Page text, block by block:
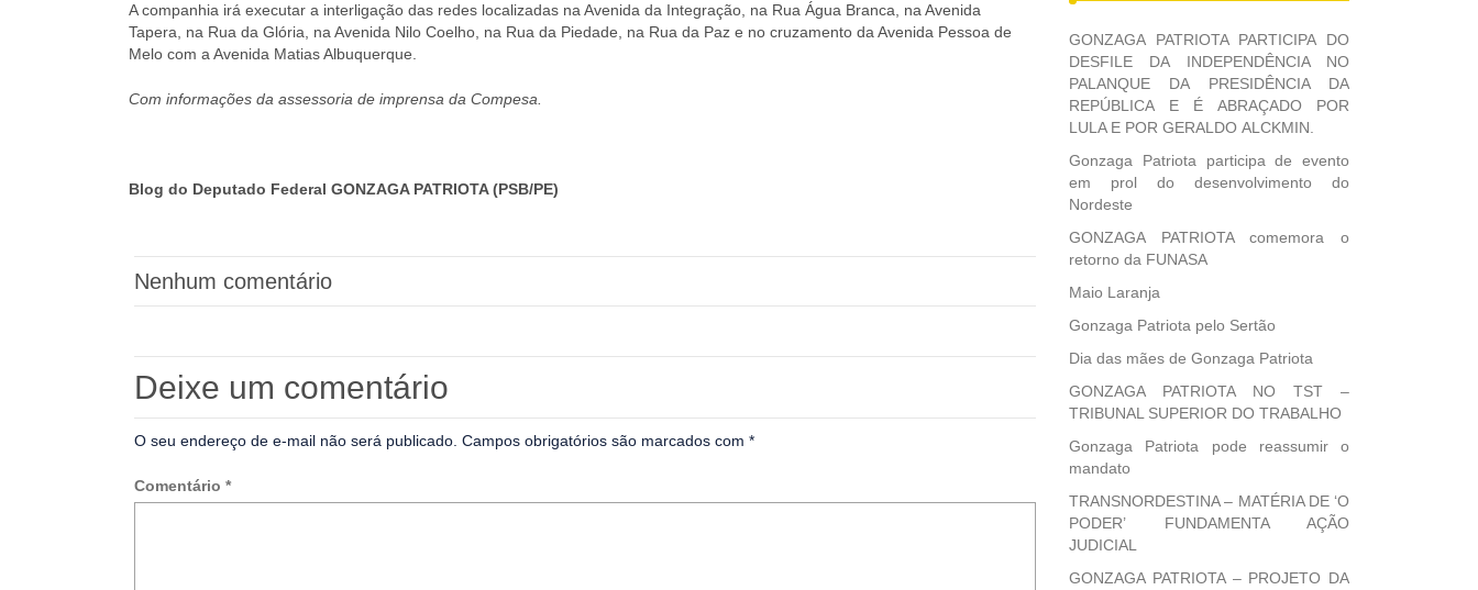
A companhia irá executar a interligação das redes localizadas na Avenida da Integração, na Rua Água Branca, na Avenida
Tapera, na Rua da Glória, na Avenida Nilo Coelho, na Rua da Piedade, na Rua da Paz e no cruzamento da Avenida Pessoa de
Melo com a Avenida Matias Albuquerque.
Com informações da assessoria de imprensa da Compesa.
Blog do Deputado Federal GONZAGA PATRIOTA (PSB/PE)
Nenhum comentário
Deixe um comentário
O seu endereço de e-mail não será publicado. Campos obrigatórios são marcados com *
Comentário *
GONZAGA PATRIOTA PARTICIPA DO
DESFILE DA INDEPENDÊNCIA NO
PALANQUE DA PRESIDÊNCIA DA
REPÚBLICA E É ABRAÇADO POR
LULA E POR GERALDO ALCKMIN.
Gonzaga Patriota participa de evento
em prol do desenvolvimento do
Nordeste
GONZAGA PATRIOTA comemora o
retorno da FUNASA
Maio Laranja
Gonzaga Patriota pelo Sertão
Dia das mães de Gonzaga Patriota
GONZAGA PATRIOTA NO TST –
TRIBUNAL SUPERIOR DO TRABALHO
Gonzaga Patriota pode reassumir o
mandato
TRANSNORDESTINA – MATÉRIA DE ‘O
PODER’ FUNDAMENTA AÇÃO
JUDICIAL
GONZAGA PATRIOTA – PROJETO DA